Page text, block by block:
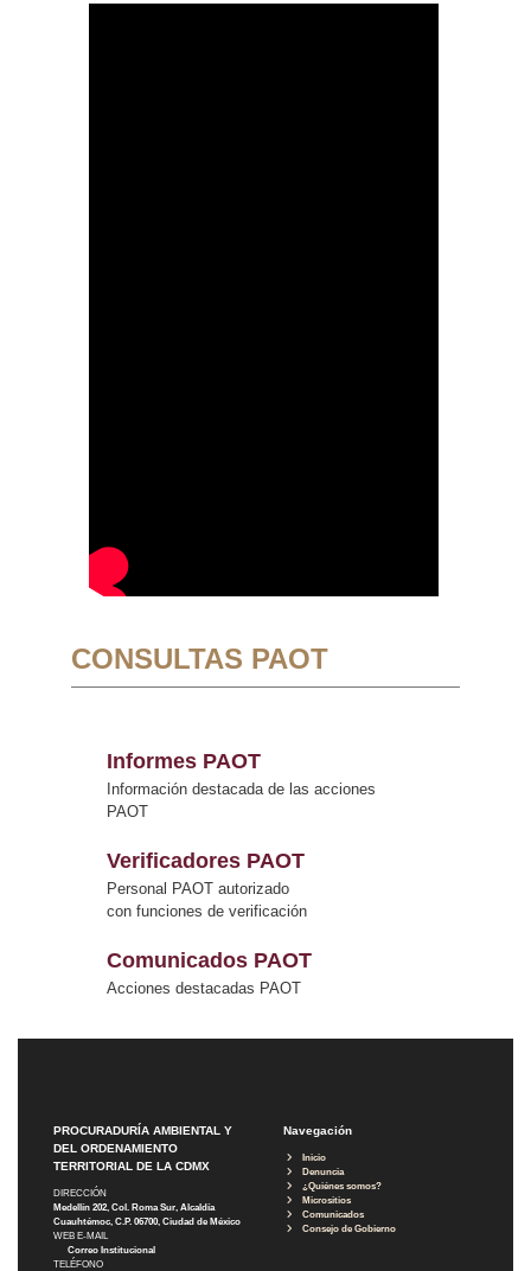
CONSULTAS PAOT
Informes PAOT
Información destacada de las acciones
PAOT
Verificadores PAOT
Personal PAOT autorizado
con funciones de verificación
Comunicados PAOT
Acciones destacadas PAOT
PROCURADURÍA AMBIENTAL Y
DEL ORDENAMIENTO
TERRITORIAL DE LA CDMX
DIRECCIÓN
Medellín 202, Col. Roma Sur, Alcaldía
Cuauhtémoc, C.P. 06700, Ciudad de México
WEB E-MAIL
Correo Institucional
TELÉFONO
Navegación
Inicio
Denuncia
¿Quiénes somos?
Micrositios
Comunicados
Consejo de Gobierno